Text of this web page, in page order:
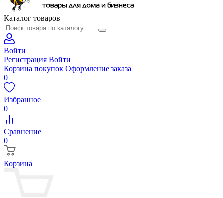
Каталог товаров
Войти
Регистрация Войти
Корзина покупок Оформление заказа
0
Избранное
0
Сравнение
0
Корзина